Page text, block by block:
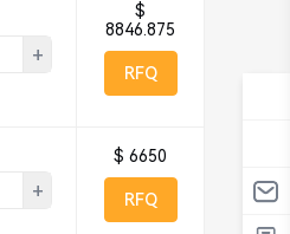
+
$
8846.875
RFQ
+
$ 6650
RFQ